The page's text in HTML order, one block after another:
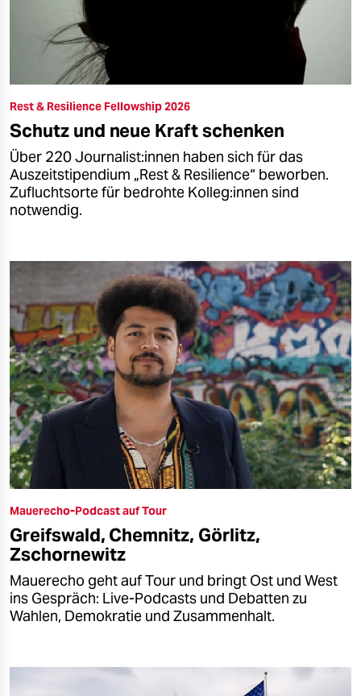
Rest & Resilience Fellowship 2026
Schutz und neue Kraft schenken
Über 220 Jour­na­lis­t:in­nen haben sich für das
Auszeitstipendium „Rest & Resilience“ beworben.
Zufluchtsorte für bedrohte Kolleg:innen sind
notwendig.
Mauerecho-Podcast auf Tour
Greifswald, Chemnitz, Görlitz,
Zschornewitz
Mauerecho geht auf Tour und bringt Ost und West
ins Gespräch: Live-Podcasts und Debatten zu
Wahlen, Demokratie und Zusammenhalt.